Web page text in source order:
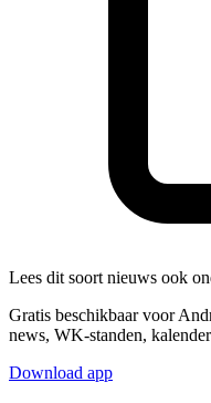
Lees dit soort nieuws ook
Gratis beschikbaar voor
news, WK-standen,
Download app